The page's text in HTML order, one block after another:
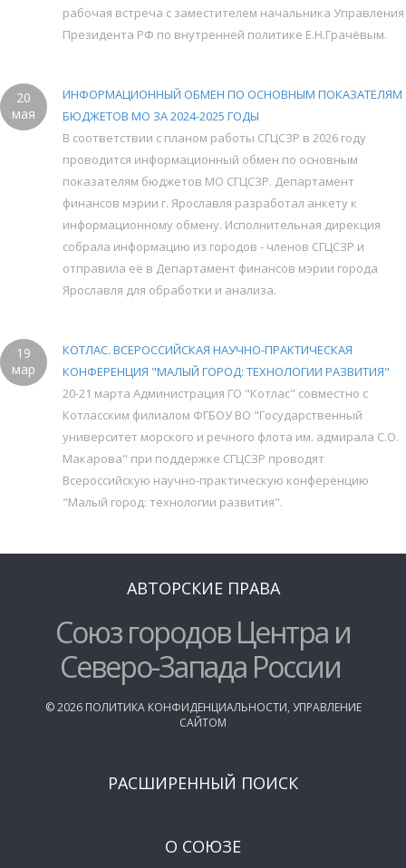
рабочая встреча с заместителем начальника Управления
Президента РФ по внутренней политике Е.Н.Грачёвым.
20
мая
ИНФОРМАЦИОННЫЙ ОБМЕН ПО ОСНОВНЫМ ПОКАЗАТЕЛЯМ
БЮДЖЕТОВ МО ЗА 2024-2025 ГОДЫ
В соответствии с планом работы СГЦСЗР в 2026 году
проводится информационный обмен по основным
показателям бюджетов МО СГЦСЗР. Департамент
финансов мэрии г. Ярославля разработал анкету к
информационному обмену. Исполнительная дирекция
собрала информацию из городов - членов СГЦСЗР и
отправила её в Департамент финансов мэрии города
Ярославля для обработки и анализа.
19
мар
КОТЛАС. ВСЕРОССИЙСКАЯ НАУЧНО-ПРАКТИЧЕСКАЯ
КОНФЕРЕНЦИЯ "МАЛЫЙ ГОРОД: ТЕХНОЛОГИИ РАЗВИТИЯ"
20-21 марта Администрация ГО "Котлас" совместно с
Котласским филиалом ФГБОУ ВО "Государственный
университет морского и речного флота им. адмирала С.О.
Макарова" при поддержке СГЦСЗР проводят
Всероссийскую научно-практическую конференцию
"Малый город: технологии развития".
АВТОРСКИЕ ПРАВА
Союз городов Центра и
Северо-Запада России
©2026 ПОЛИТИКА КОНФИДЕНЦИАЛЬНОСТИ, УПРАВЛЕНИЕ
САЙТОМ
РАСШИРЕННЫЙ ПОИСК
О СОЮЗЕ